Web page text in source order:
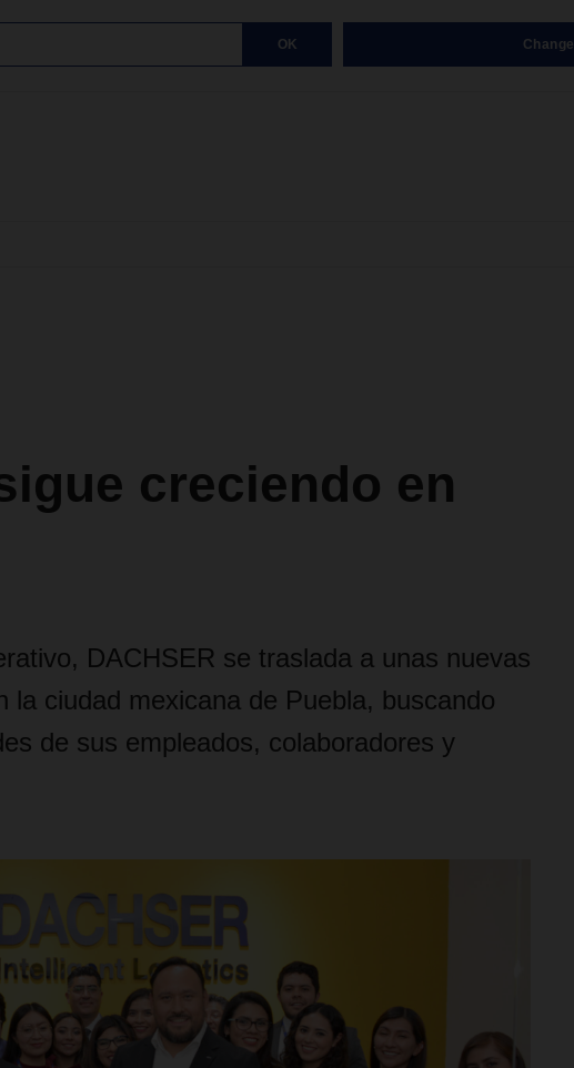
OK Change
creciendo en
DACHSER se traslada a unas nuevas
la ciudad mexicana de Puebla, buscando
de sus empleados, colaboradores y